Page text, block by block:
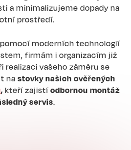
a minimalizujeme dopady na
prostředí.
moderních technologií
firmám i organizacím již
realizaci vašeho záměru se
na stovky našich ověřených
, kteří zajistí odbornou montáž
servis.